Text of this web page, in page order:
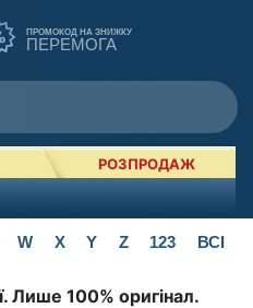
ПРОМОКОД НА ЗНИЖКУ
ПЕРЕМОГА
РОЗПРОДАЖ
Лише 100% оригінал.
W X Y Z 123 ВСІ